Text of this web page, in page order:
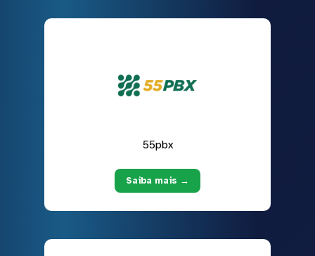
55pbx
Saiba mais →